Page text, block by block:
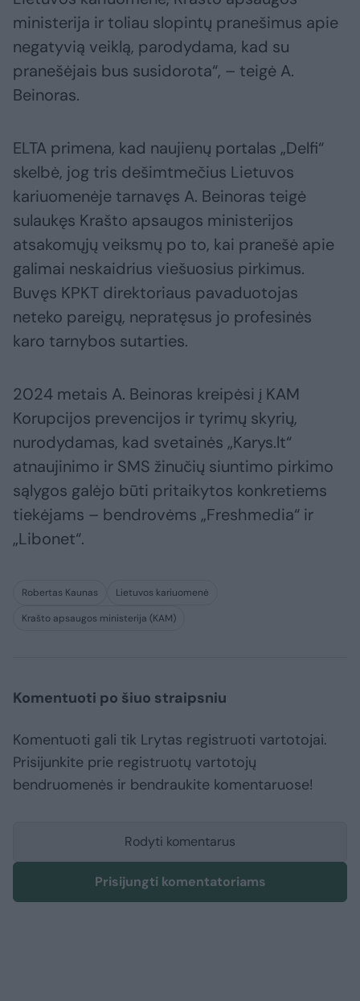
ministerija ir toliau slopintų pranešimus apie
negatyvią veiklą, parodydama, kad su
pranešėjais bus susidorota“, – teigė A.
Beinoras.
ELTA primena, kad naujienų portalas „Delfi“
skelbė, jog tris dešimtmečius Lietuvos
kariuomenėje tarnavęs A. Beinoras teigė
sulaukęs Krašto apsaugos ministerijos
atsakomųjų veiksmų po to, kai pranešė apie
galimai neskaidrius viešuosius pirkimus.
Buvęs KPKT direktoriaus pavaduotojas
neteko pareigų, nepratęsus jo profesinės
karo tarnybos sutarties.
2024 metais A. Beinoras kreipėsi į KAM
Korupcijos prevencijos ir tyrimų skyrių,
nurodydamas, kad svetainės „Karys.lt“
atnaujinimo ir SMS žinučių siuntimo pirkimo
sąlygos galėjo būti pritaikytos konkretiems
tiekėjams – bendrovėms „Freshmedia“ ir
„Libonet“.
Robertas Kaunas
Lietuvos kariuomenė
Krašto apsaugos ministerija (KAM)
Komentuoti po šiuo straipsniu
Komentuoti gali tik Lrytas registruoti vartotojai.
Prisijunkite prie registruotų vartotojų
bendruomenės ir bendraukite komentaruose!
Rodyti komentarus
Prisijungti komentatoriams